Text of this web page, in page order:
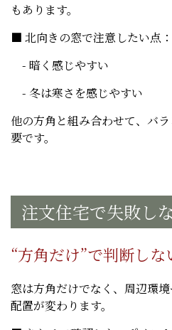
もあります。
■ 北向きの窓で注意したい点：
- 暗く感じやすい
- 冬は寒さを感じやすい
他の方角と組み合わせて、バ
要です。
注文住宅で失敗し
“方角だけ”で判断しな
窓は方角だけでなく、周辺環
配置が変わります。